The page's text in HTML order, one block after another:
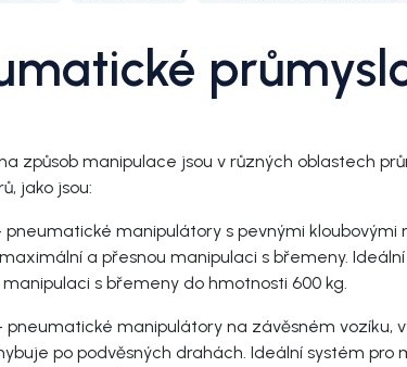
způsob manipulace jsou v různých oblastech
jako jsou:
pneumatické manipulátory s pevnými
a přesnou manipulaci s břemeny.
s břemeny do hmotnosti 600 kg.
pneumatické manipulátory na závěsném vozíku,
po podvěsných drahách. Ideální systém